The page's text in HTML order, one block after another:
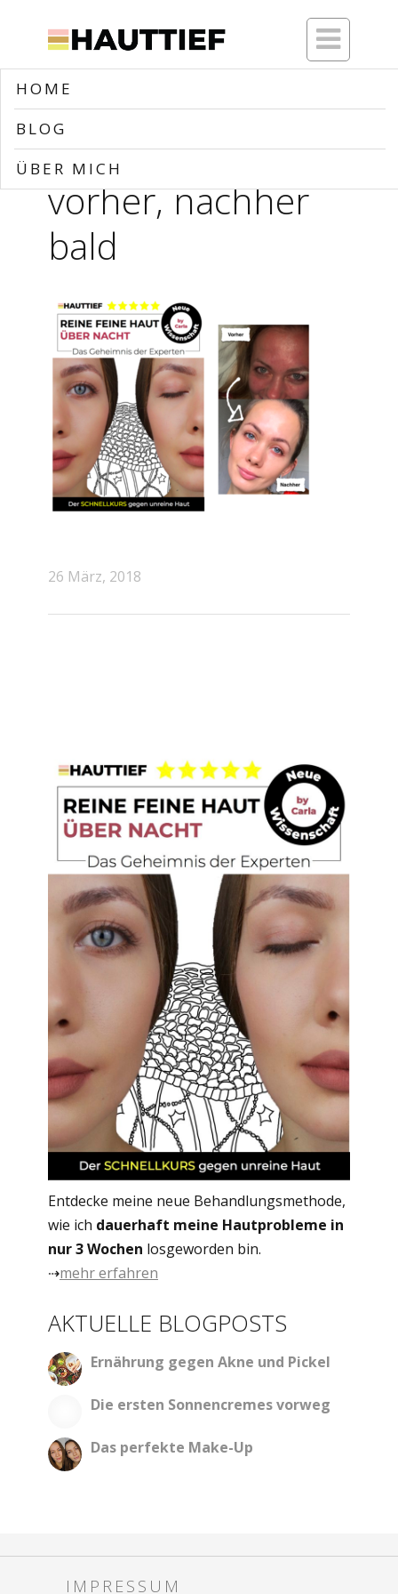

HOME
BLOG
ÜBER MICH
Home
Buch Cover &
vorher, nachher
bald
26 März, 2018
Entdecke meine neue Behandlungsmethode,
wie ich dauerhaft meine Hautprobleme in
nur 3 Wochen losgeworden bin.
⇢mehr erfahren
AKTUELLE BLOGPOSTS
Ernährung gegen Akne und Pickel
Die ersten Sonnencremes vorweg
Das perfekte Make-Up
IMPRESSUM